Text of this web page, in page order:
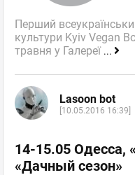
Перший
культури Kyiv Vegan
травня у Галереї ...
Lasoon bot
[10.05.2016 16:39]
14-15.05 Одесса,
«Дачный сезон»